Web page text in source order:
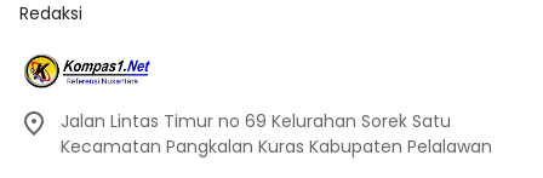
Redaksi
Jalan Lintas Timur no 69 Kelurahan Sorek Satu
Kecamatan Pangkalan Kuras Kabupaten Pelalawan